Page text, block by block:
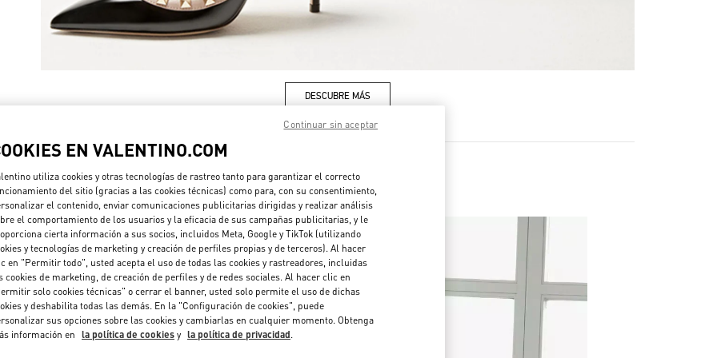
DESCUBRE MÁS
NOVEDADES
EN VALENTINO.COM
utiliza cookies y otras tecnologías de rastreo tanto para garantizar el correcto
del sitio (gracias a las cookies técnicas) como para, con su consentimiento,
el contenido, enviar comunicaciones publicitarias dirigidas y realizar análisis
el comportamiento de los usuarios y la eficacia de sus campañas publicitarias, y le
cierta información a sus socios, incluidos Meta, Google y TikTok (utilizando
y tecnologías de marketing y creación de perfiles propias y de terceros). Al hacer
en "Permitir todo", usted acepta el uso de todas las cookies y rastreadores, incluidas
cookies de marketing, de creación de perfiles y de redes sociales. Al hacer clic en
solo cookies técnicas" o cerrar el banner, usted solo permite el uso de dichas
y deshabilita todas las demás. En la "Configuración de cookies", puede
sus opciones sobre las cookies y cambiarlas en cualquier momento. Obtenga
información en la política de cookies y la política de privacidad.
Continuar sin aceptar